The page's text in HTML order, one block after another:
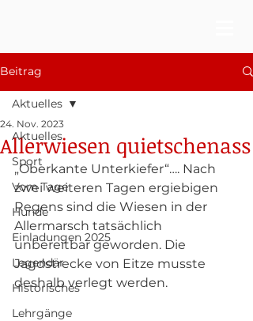
Beitrag
Aktuelles
Sport
Vom Tage
Hunde
Einladungen 2025
Legendär
Historisches
Lehrgänge
Aktuelles
Allerwiesen quietschenass
24. Nov. 2023
„Oberkante Unterkiefer“…. Nach
zwei weiteren Tagen ergiebigen
Regens sind die Wiesen in der
Allermarsch tatsächlich
unbereitbar geworden. Die
Jagdstrecke von Eitze musste
deshalb verlegt werden.